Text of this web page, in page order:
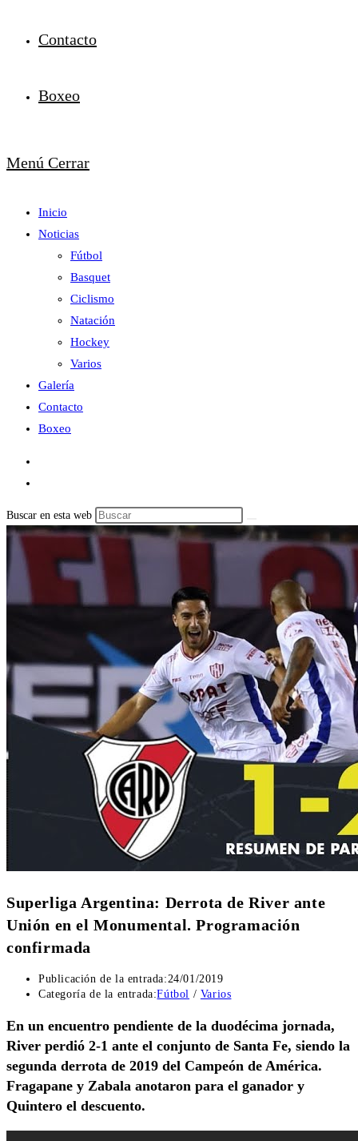
Contacto
Boxeo
Menú Cerrar
Inicio
Noticias
Fútbol
Basquet
Ciclismo
Natación
Hockey
Varios
Galería
Contacto
Boxeo
Buscar en esta web
Superliga Argentina: Derrota de River ante
Unión en el Monumental. Programación
confirmada
Publicación de la entrada:24/01/2019
Categoría de la entrada:Fútbol / Varios
En un encuentro pendiente de la duodécima jornada,
River perdió 2-1 ante el conjunto de Santa Fe, siendo la
segunda derrota de 2019 del Campeón de América.
Fragapane y Zabala anotaron para el ganador y
Quintero el descuento.